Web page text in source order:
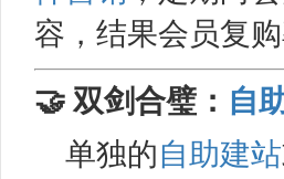
容，结果会员复
🤝 双剑合璧： 自
单独的自助建站